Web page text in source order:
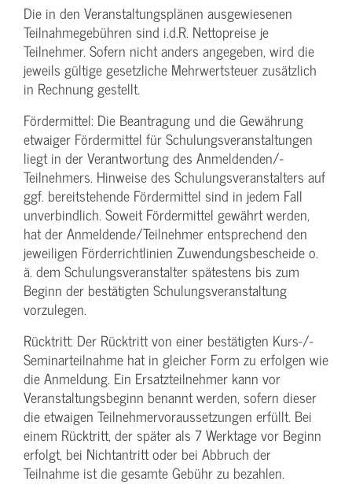
Die in den Veranstaltungsplänen ausgewiesenen
Teilnahmegebühren sind i.d.R. Nettopreise je
Teilnehmer. Sofern nicht anders angegeben, wird die
jeweils gültige gesetzliche Mehrwertsteuer zusätzlich
in Rechnung gestellt.
Fördermittel: Die Beantragung und die Gewährung
etwaiger Fördermittel für Schulungs­veranstaltungen
liegt in der Verantwortung des Anmeldenden/­
Teilnehmers. Hinweise des Schulungs­veranstalters auf
ggf. bereitstehende Fördermittel sind in jedem Fall
unverbindlich. Soweit Fördermittel gewährt werden,
hat der Anmeldende/­Teilnehmer entsprechend den
jeweiligen Förderrichtlinien Zuwendungs­bescheide o.
ä. dem Schulungs­veranstalter spätestens bis zum
Beginn der bestätigten Schulungs­veranstaltung
vorzulegen.
Rücktritt: Der Rücktritt von einer bestätigten Kurs-/­
Seminarteilnahme hat in gleicher Form zu erfolgen wie
die Anmeldung. Ein Ersatzteilnehmer kann vor
Veranstaltungs­beginn benannt werden, sofern dieser
die etwaigen Teilnehmer­voraussetzungen erfüllt. Bei
einem Rücktritt, der später als 7 Werktage vor Beginn
erfolgt, bei Nichtantritt oder bei Abbruch der
Teilnahme ist die gesamte Gebühr zu bezahlen.